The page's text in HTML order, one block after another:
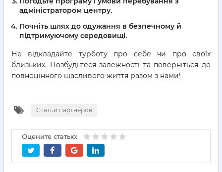
адміністратором центру.
Почніть шлях до одужання в безпечному й
підтримуючому середовищі.
Не відкладайте турботу про себе чи про своїх
близьких. Позбудьтеся залежності та поверніться до
повноцінного щасливого життя разом з нами!
Статьи партнёров
Оцените статью: